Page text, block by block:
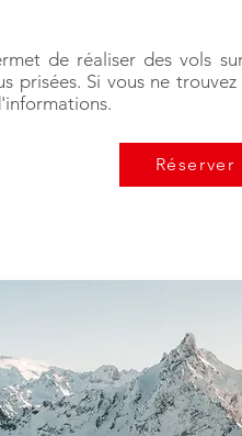
de réaliser des vols
prisées. Si vous ne
Réserver